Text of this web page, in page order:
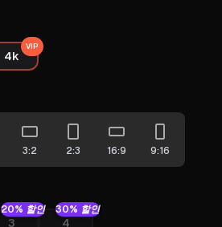
4k
VIP
3:2 2:3 16:9 9:16
20% 할인
3
30% 할인
4